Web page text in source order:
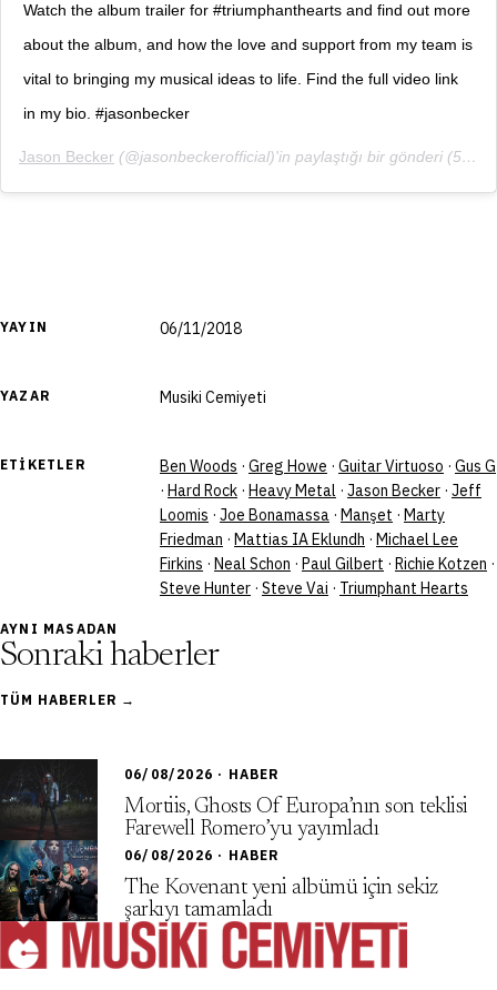
YAYIN 06/11/2018
YAZAR Musiki Cemiyeti
ETIKETLER Ben Woods · Greg Howe · Guitar Virtuoso · Gus G
· Hard Rock · Heavy Metal · Jason Becker · Jeff
Loomis · Joe Bonamassa · Manşet · Marty
Friedman · Mattias IA Eklundh · Michael Lee
Firkins · Neal Schon · Paul Gilbert · Richie Kotzen ·
Steve Hunter · Steve Vai · Triumphant Hearts
Watch the album trailer for #triumphanthearts and find out more
about the album, and how the love and support from my team is
vital to bringing my musical ideas to life. Find the full video link
in my bio. #jasonbecker
Jason Becker (@jasonbeckerofficial)'in paylaştığı bir gönderi (5 Kas, 2018, 12:54ös PST
AYNI MASADAN
Sonraki haberler
TÜM HABERLER →
06/08/2026 · HABER
Mortiis, Ghosts Of Europa’nın son teklisi
Farewell Romero’yu yayımladı
06/08/2026 · HABER
The Kovenant yeni albümü için sekiz
şarkıyı tamamladı